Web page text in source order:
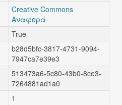
Creative Commons
Αναφορά
True
b28d5bfc-3817-4731-9094-
7947ca7e39e3
513473a6-5c80-43b0-8ce3-
7264881ad1a0
1